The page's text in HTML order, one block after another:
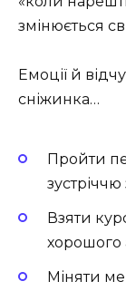
змінюється
Емоції й
сніжинка…
Пройти
Взяти
хорошого
Міняти